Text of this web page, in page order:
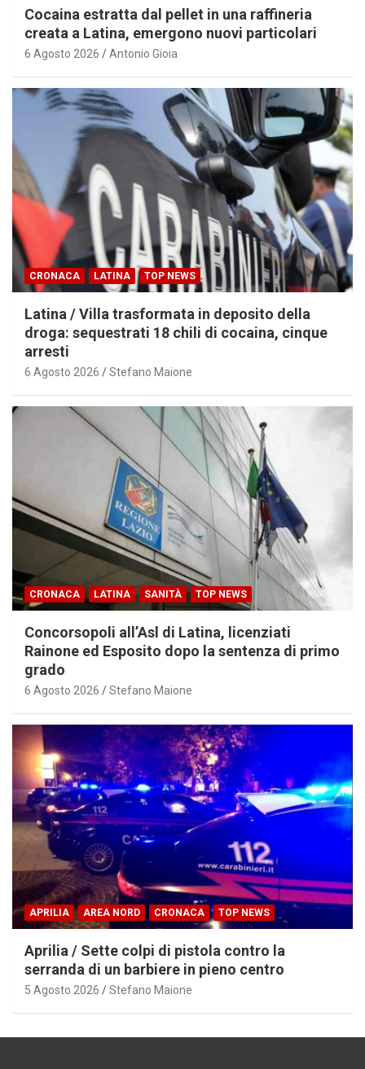
Cocaina estratta dal pellet in una raffineria
creata a Latina, emergono nuovi particolari
6 Agosto 2026 Antonio Gioia
CRONACA LATINA TOP NEWS
Latina / Villa trasformata in deposito della
droga: sequestrati 18 chili di cocaina, cinque
arresti
6 Agosto 2026 Stefano Maione
CRONACA LATINA SANITÀ TOP NEWS
Concorsopoli all’Asl di Latina, licenziati
Rainone ed Esposito dopo la sentenza di primo
grado
6 Agosto 2026 Stefano Maione
APRILIA AREA NORD CRONACA TOP NEWS
Aprilia / Sette colpi di pistola contro la
serranda di un barbiere in pieno centro
5 Agosto 2026 Stefano Maione